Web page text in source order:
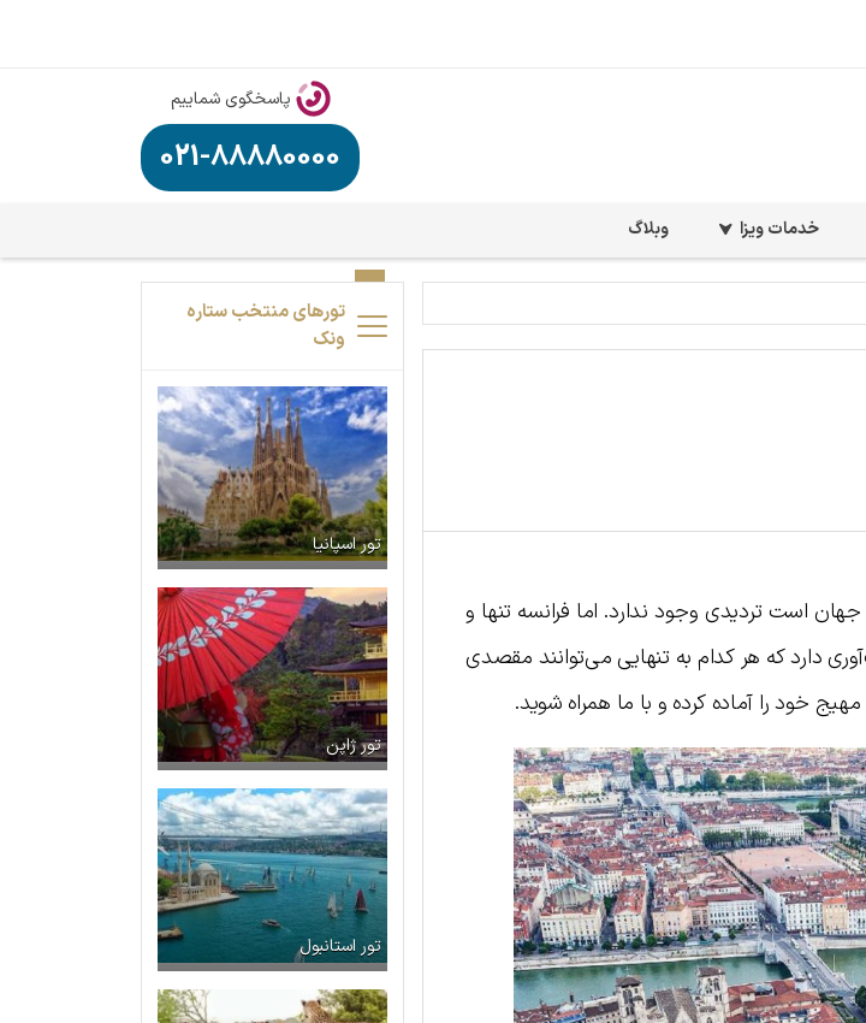
پاسخگوی شماییم
021-88880000
خدمات ویزا وبلاگ
است تردیدی وجود ندارد. اما فرانسه تنها و
دارد که هر کدام به تنهایی می‌توانند مقصدی
خود را آماده کرده و با ما همراه شوید.
تورهای منتخب ستاره
ونک
تور اسپانیا
تور ژاپن
تور استانبول